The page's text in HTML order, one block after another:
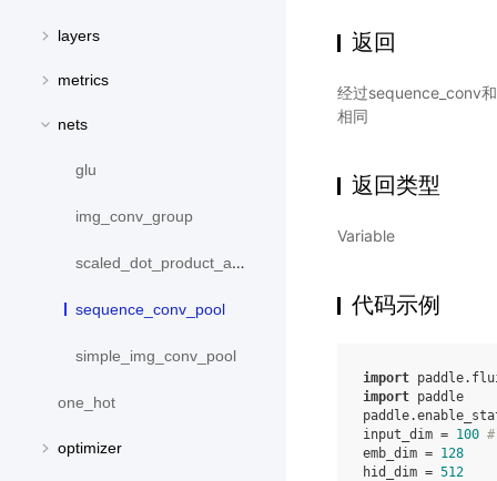
layers
metrics
nets
glu
img_conv_group
scaled_dot_product_attention
sequence_conv_pool
simple_img_conv_pool
one_hot
optimizer
返回
经过sequence_conv
相同
返回类型
Variable
代码示例
import
import paddle
paddle.
input_dim = 100
emb_dim = 128
hid_dim = 512